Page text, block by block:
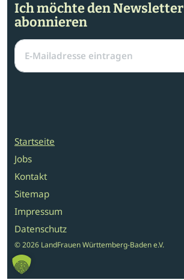
Ich möchte den Newsletter
abonnieren
Startseite
Jobs
Kontakt
Sitemap
Impressum
Datenschutz
© 2026 LandFrauen Württemberg-Baden e.V.